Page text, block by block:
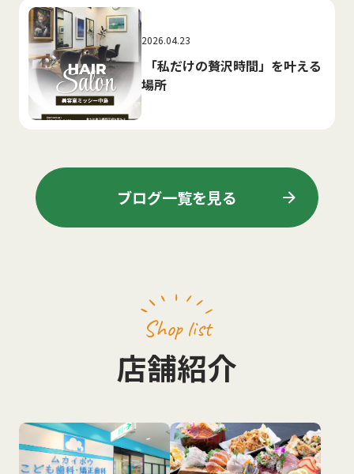
2026.04.23
「私だけの贅沢時間」を叶える
場所
ブログ一覧を見る arrow_forward
Shop list
店舗紹介